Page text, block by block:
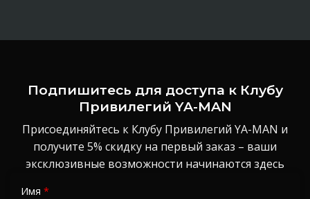
Подпишитесь для доступа к Клубу
Привилегий YA-MAN
Присоединяйтесь к Клубу Привилегий YA-MAN и
получите 5% скидку на первый заказ – ваши
эксклюзивные возможности начинаются здесь
Имя *